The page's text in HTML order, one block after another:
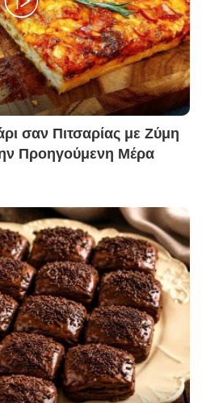
σαν Πιτσαρίας με Ζύμη
Προηγούμενη Μέρα